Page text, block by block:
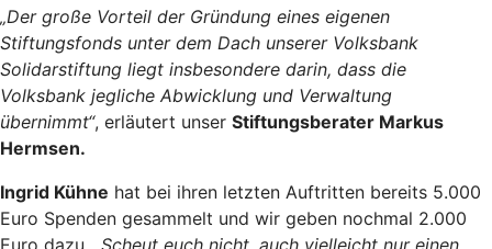
„Der große Vorteil der Gründung eines eigenen
Stiftungsfonds unter dem Dach unserer Volksbank
Solidarstiftung liegt insbesondere darin, dass die
Volksbank jegliche Abwicklung und Verwaltung
übernimmt“, erläutert unser Stiftungsberater Markus
Hermsen.
Ingrid Kühne hat bei ihren letzten Auftritten bereits 5.000
Euro Spenden gesammelt und wir geben nochmal 2.000
Euro dazu.
„Scheut euch nicht, auch vielleicht nur einen